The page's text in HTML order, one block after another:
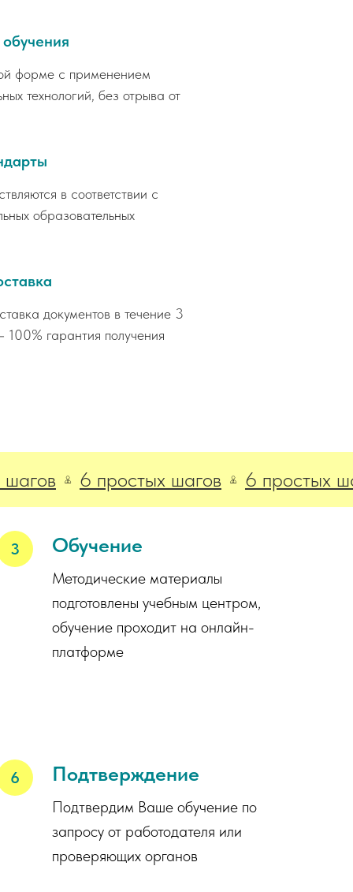
форме с применением
технологий, без отрыва от
в соответствии с
образовательных
документов в течение 3
гарантия получения
6 простых шагов 6 простых шагов
Обучение
Методические материалы
подготовлены учебным центром,
обучение проходит на онлайн-
платформе
Подтверждение
Подтвердим Ваше обучение по
запросу от работодателя или
проверяющих органов